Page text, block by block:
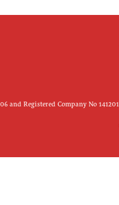
and Registered Company No